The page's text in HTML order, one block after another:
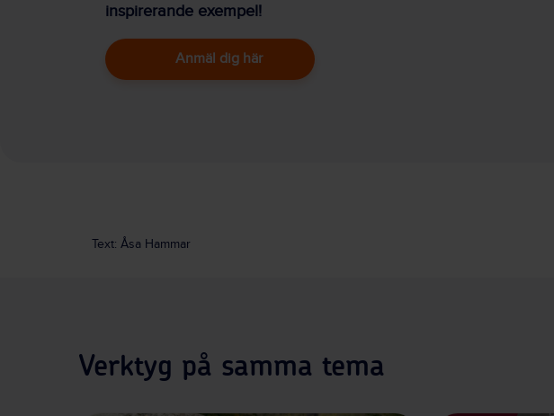
inspirerande exempel!
Anmäl dig här
Text: Åsa Hammar
Verktyg på samma tema